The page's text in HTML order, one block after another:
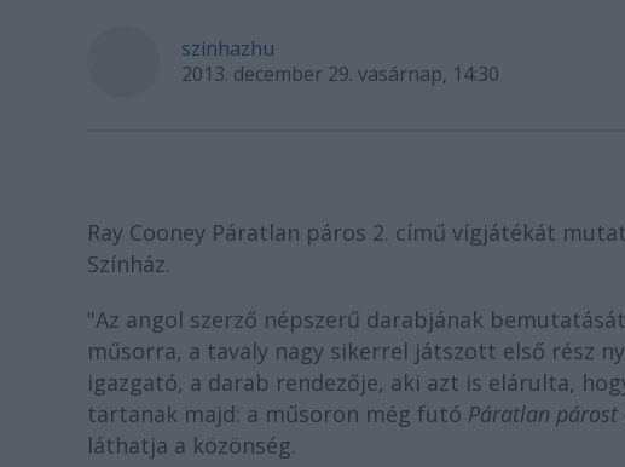
szinhazhu
2013. december 29. vasárnap, 14:30
Ray Cooney Páratlan páros 2. című vígjátékát
Színház.
"Az angol szerző népszerű darabjának
műsorra, a tavaly nagy sikerrel játszott első rész
igazgató, a darab rendezője, aki azt is elárulta,
tartanak majd: a műsoron még futó Páratlan párost
láthatja a közönség.